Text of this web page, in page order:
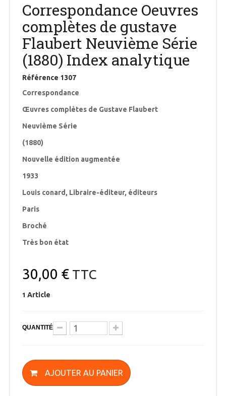
Correspondance Oeuvres
complètes de gustave
Flaubert Neuvième Série
(1880) Index analytique
Référence 1307
Correspondance
Œuvres complètes de Gustave Flaubert
Neuvième Série
(1880)
Nouvelle édition augmentée
1933
Louis conard, Libraire-éditeur, éditeurs
Paris
Broché
Très bon état
30,00 €TTC
1 Article
QUANTITÉ
AJOUTER AU PANIER